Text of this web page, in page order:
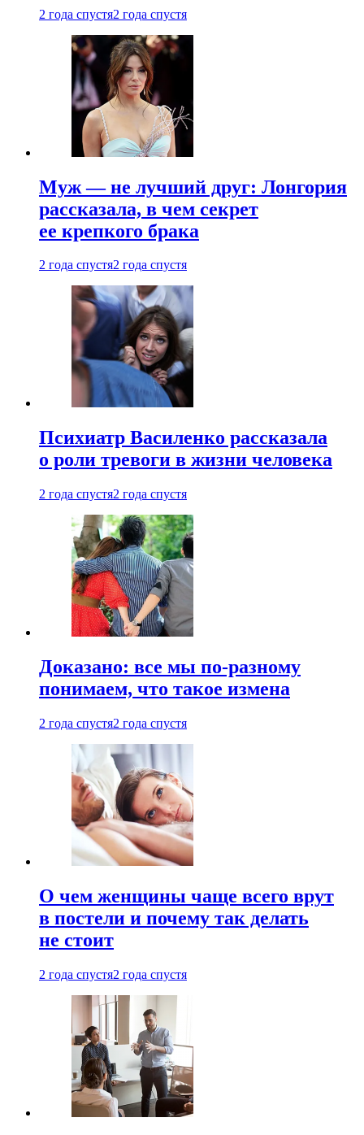
2 года спустя2 года спустя
Муж — не лучший друг: Лонгория
рассказала, в чем секрет
ее крепкого брака
2 года спустя2 года спустя
Психиатр Василенко рассказала
о роли тревоги в жизни человека
2 года спустя2 года спустя
Доказано: все мы по-разному
понимаем, что такое измена
2 года спустя2 года спустя
О чем женщины чаще всего врут
в постели и почему так делать
не стоит
2 года спустя2 года спустя